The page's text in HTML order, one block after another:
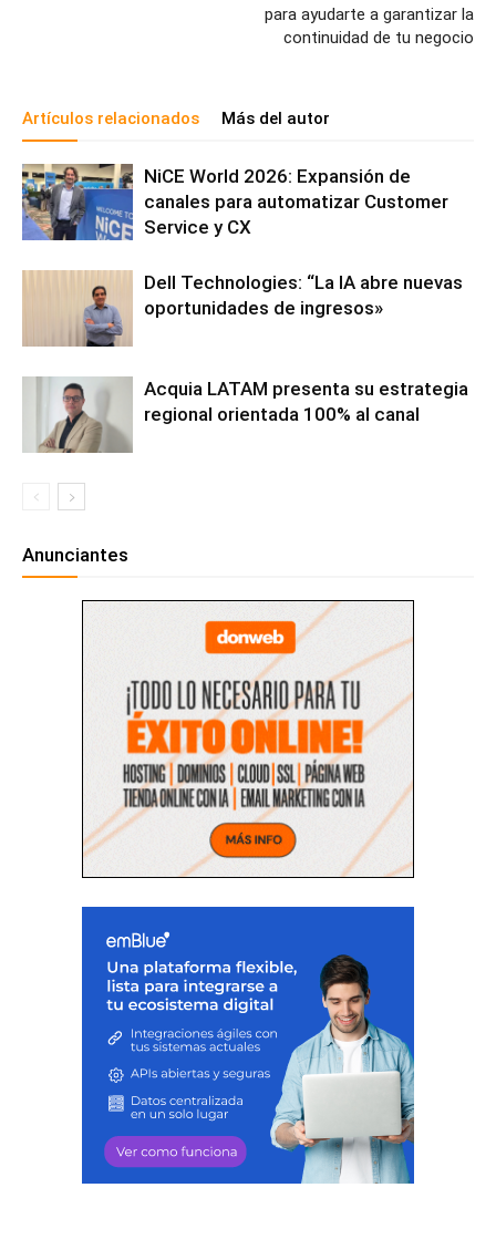
para ayudarte a garantizar la
continuidad de tu negocio
Artículos relacionados Más del autor
NiCE World 2026: Expansión de
canales para automatizar Customer
Service y CX
Dell Technologies: “La IA abre nuevas
oportunidades de ingresos»
Acquia LATAM presenta su estrategia
regional orientada 100% al canal
Anunciantes